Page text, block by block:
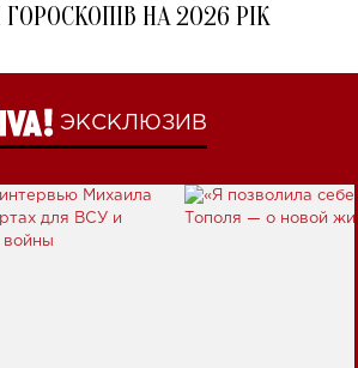
НА 2026 РІК
ЭКСКЛЮЗИВ